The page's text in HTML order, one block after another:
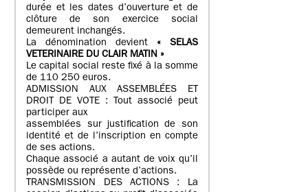
durée et les dates d’ouverture et de
clôture de son exercice social
demeurent inchangés.
La dénomination devient « SELAS
VETERINAIRE DU CLAIR MATIN »
Le capital social reste fixé à la somme
de 110 250 euros.
ADMISSION AUX ASSEMBLÉES ET
DROIT DE VOTE : Tout associé peut
participer aux
assemblées sur justification de son
identité et de l’inscription en compte
de ses actions.
Chaque associé a autant de voix qu’il
possède ou représente d’actions.
TRANSMISSION DES ACTIONS : La